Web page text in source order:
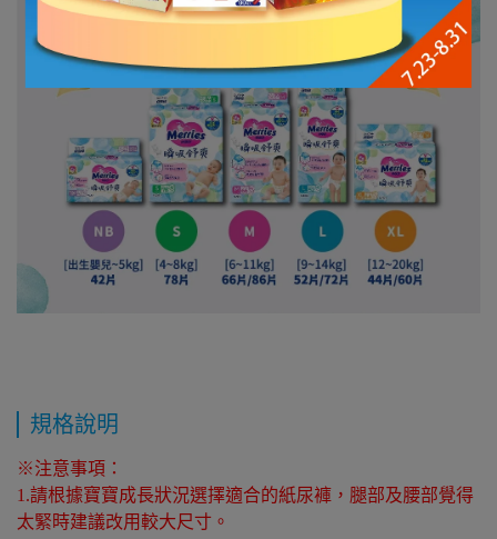
規格說明
※注意事項：
1.請根據寶寶成長狀況選擇適合的紙尿褲，腿部及腰部覺得
太緊時建議改用較大尺寸。